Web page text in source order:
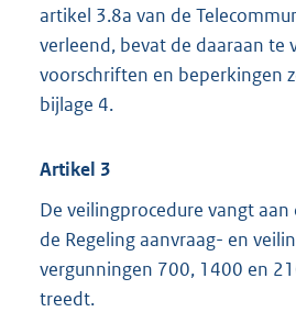
artikel 3.8a van de
verleend, bevat de daaraan te
voorschriften en beperkingen
bijlage 4.
Artikel 3
De veilingprocedure vangt
de Regeling aanvraag- en
vergunningen 700, 1400 en
treedt.